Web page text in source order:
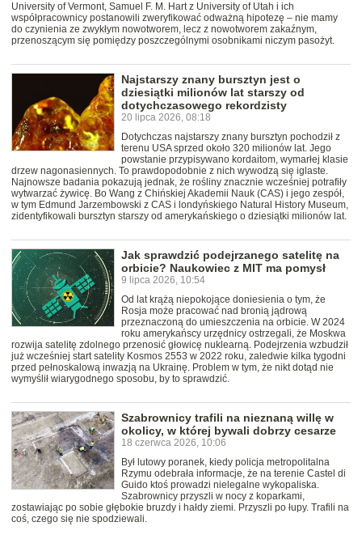
University of Vermont, Samuel F. M. Hart z University of Utah i ich
współpracownicy postanowili zweryfikować odważną hipotezę – nie mamy
do czynienia ze zwykłym nowotworem, lecz z nowotworem zakaźnym,
przenoszącym się pomiędzy poszczególnymi osobnikami niczym pasożyt.
Najstarszy znany bursztyn jest o
dziesiątki milionów lat starszy od
dotychczasowego rekordzisty
20 lipca 2026, 08:18
Dotychczas najstarszy znany bursztyn pochodził z
terenu USA sprzed około 320 milionów lat. Jego
powstanie przypisywano kordaitom, wymarłej klasie
drzew nagonasiennych. To prawdopodobnie z nich wywodzą się iglaste.
Najnowsze badania pokazują jednak, że rośliny znacznie wcześniej potrafiły
wytwarzać żywicę. Bo Wang z Chińskiej Akademii Nauk (CAS) i jego zespół,
w tym Edmund Jarzembowski z CAS i londyńskiego Natural History Museum,
zidentyfikowali bursztyn starszy od amerykańskiego o dziesiątki milionów lat.
Jak sprawdzić podejrzanego satelitę na
orbicie? Naukowiec z MIT ma pomysł
9 lipca 2026, 10:54
Od lat krążą niepokojące doniesienia o tym, że
Rosja może pracować nad bronią jądrową
przeznaczoną do umieszczenia na orbicie. W 2024
roku amerykańscy urzędnicy ostrzegali, że Moskwa
rozwija satelitę zdolnego przenosić głowicę nuklearną. Podejrzenia wzbudził
już wcześniej start satelity Kosmos 2553 w 2022 roku, zaledwie kilka tygodni
przed pełnoskalową inwazją na Ukrainę. Problem w tym, że nikt dotąd nie
wymyślił wiarygodnego sposobu, by to sprawdzić.
Szabrownicy trafili na nieznaną willę w
okolicy, w której bywali dobrzy cesarze
18 czerwca 2026, 10:06
Był lutowy poranek, kiedy policja metropolitalna
Rzymu odebrała informacje, że na terenie Castel di
Guido ktoś prowadzi nielegalne wykopaliska.
Szabrownicy przyszli w nocy z koparkami,
zostawiając po sobie głębokie bruzdy i hałdy ziemi. Przyszli po łupy. Trafili na
coś, czego się nie spodziewali.